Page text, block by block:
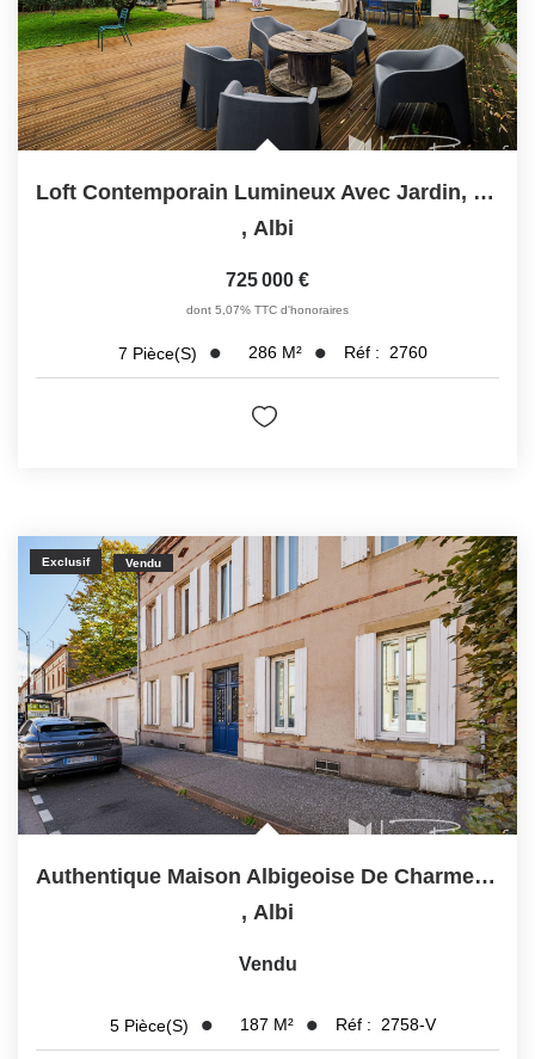
Loft Contemporain Lumineux Avec Jardin, Piscine Et Volumes...
, Albi
725 000 €
dont 5,07% TTC d'honoraires
7 Pièce(s) 286 M² Réf : 2760
Exclusif Vendu
Authentique Maison Albigeoise De Charme Avec Jardin,...
, Albi
Vendu
5 Pièce(s) 187 M² Réf : 2758-V